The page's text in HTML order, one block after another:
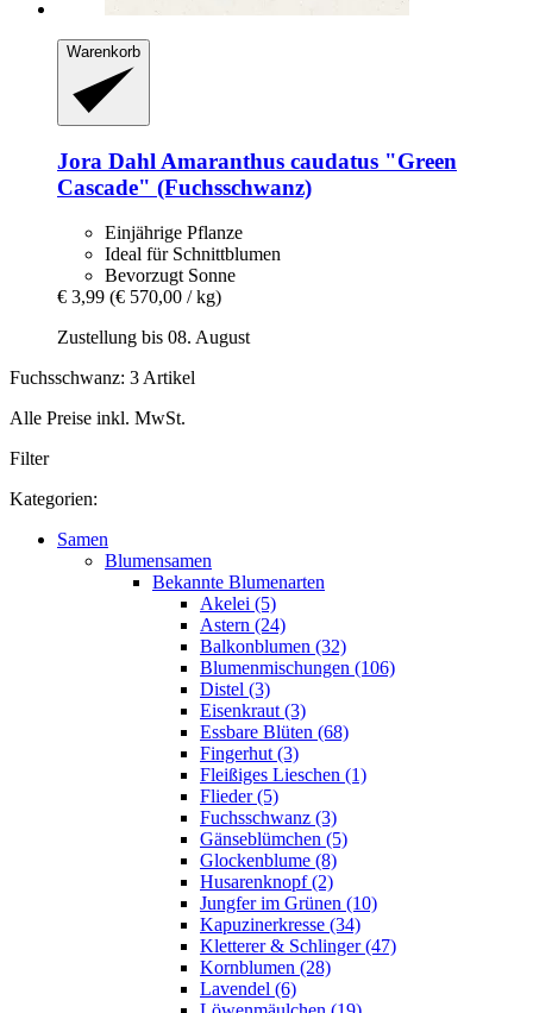
Warenkorb
Jora Dahl Amaranthus caudatus "Green
Cascade" (Fuchsschwanz)
Einjährige Pflanze
Ideal für Schnittblumen
Bevorzugt Sonne
€ 3,99 (€ 570,00 / kg)
Zustellung bis 08. August
Fuchsschwanz: 3 Artikel
Alle Preise inkl. MwSt.
Filter
Kategorien:
Samen
Blumensamen
Bekannte Blumenarten
Akelei (5)
Astern (24)
Balkonblumen (32)
Blumenmischungen (106)
Distel (3)
Eisenkraut (3)
Essbare Blüten (68)
Fingerhut (3)
Fleißiges Lieschen (1)
Flieder (5)
Fuchsschwanz (3)
Gänseblümchen (5)
Glockenblume (8)
Husarenknopf (2)
Jungfer im Grünen (10)
Kapuzinerkresse (34)
Kletterer & Schlinger (47)
Kornblumen (28)
Lavendel (6)